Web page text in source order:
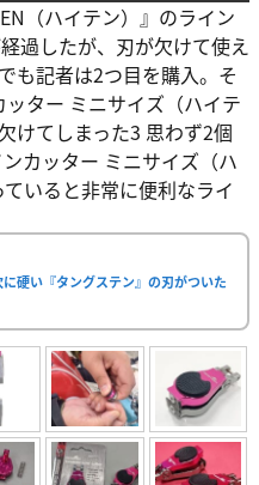
（ハイテン）』のライン
過したが、刃が欠けて使え
も記者は2つ目を購入。そ
ター ミニサイズ（ハイテ
けてしまった3 思わず2個
カッター ミニサイズ（ハ
いると非常に便利なライ
硬い『タングステン』の刃がついた